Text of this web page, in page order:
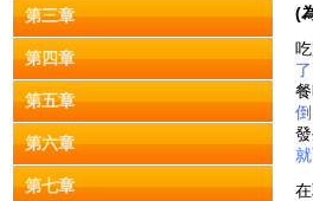
第三章
第四章
第五章
第六章
第七章
(
倒